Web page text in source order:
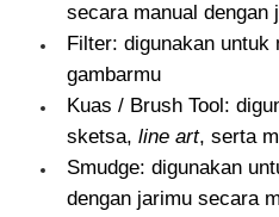
secara manual dengan
Filter: digunakan untuk
gambarmu
Kuas / Brush Tool:
sketsa, line art, serta
Smudge: digunakan
dengan jarimu secara